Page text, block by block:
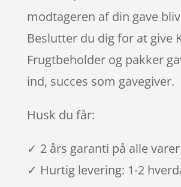
modtageren af din gave
Beslutter du dig for at give
Frugtbeholder og pakker
ind, succes som gavegiver.
Husk du får:
✓ 2 års garanti på alle varer
✓ Hurtig levering: 1-2